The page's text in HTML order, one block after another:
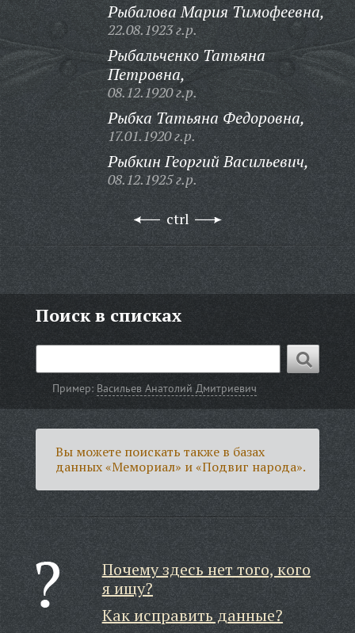
Рыбалова Мария Тимофеевна,
22.08.1923 г.р.
Рыбальченко Татьяна
Петровна,
08.12.1920 г.р.
Рыбка Татьяна Федоровна,
17.01.1920 г.р.
Рыбкин Георгий Васильевич,
08.12.1925 г.р.
ctrl
Поиск в списках
Пример: Васильев Анатолий Дмитриевич
Вы можете поискать также в базах
данных «Мемориал» и «Подвиг народа».
Почему здесь нет того, кого
я ищу?
Как исправить данные?